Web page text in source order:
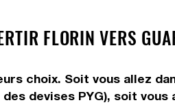
FLORIN VERS
choix. Soit vous allez
devises PYG), soit